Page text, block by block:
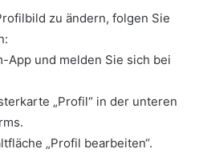
zu ändern, folgen Sie
App und melden Sie sich bei
„Profil“ in der unteren
„Profil bearbeiten“.